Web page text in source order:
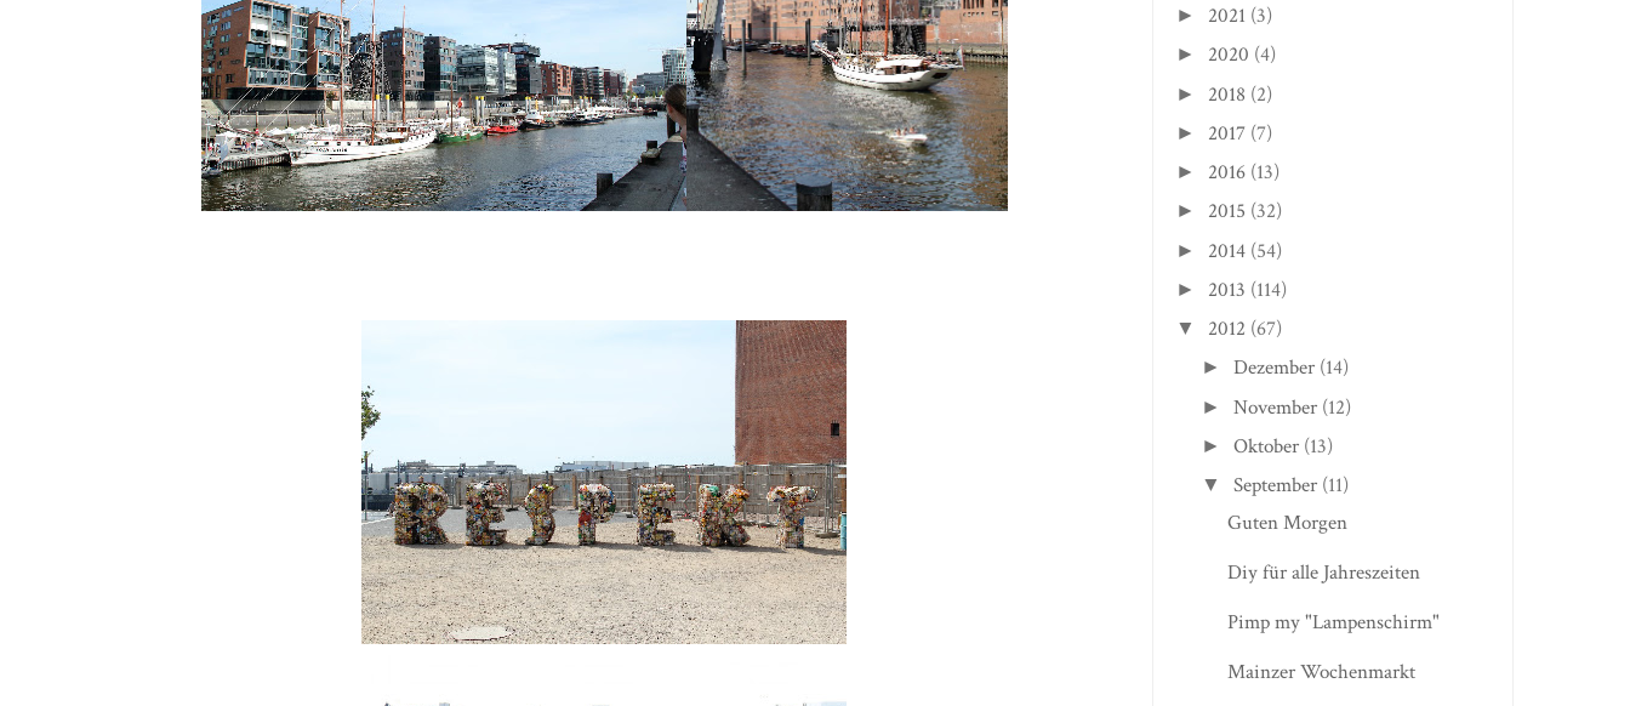
► 2021 (3)
► 2020 (4)
► 2018 (2)
► 2017 (7)
► 2016 (13)
► 2015 (32)
► 2014 (54)
► 2013 (114)
▼ 2012 (67)
► Dezember (14)
► November (12)
► Oktober (13)
▼ September (11)
Guten Morgen
Diy für alle Jahreszeiten
Pimp my "Lampenschirm"
Mainzer Wochenmarkt